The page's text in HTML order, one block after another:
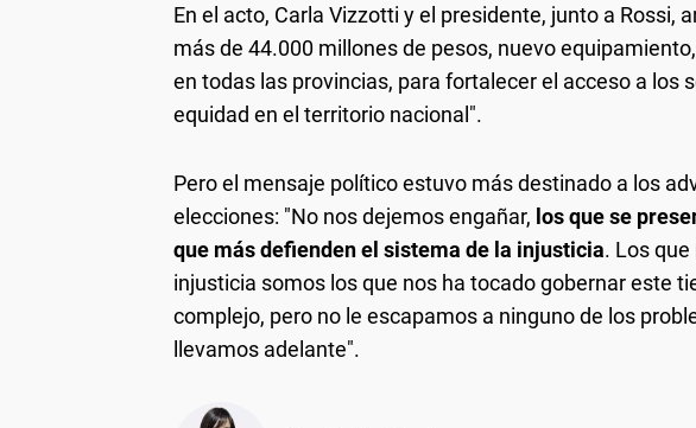
En el acto, Carla Vizzotti y el presidente, junto a Rossi,
más de 44.000 millones de pesos, nuevo
en todas las provincias, para fortalecer el acceso a los
equidad en el territorio nacional".
Pero el mensaje político estuvo más destinado a los
elecciones: "No nos dejemos engañar, los que se
que más defienden el sistema de la injusticia. Los
injusticia somos los que nos ha tocado gobernar este
complejo, pero no le escapamos a ninguno de los
llevamos adelante".